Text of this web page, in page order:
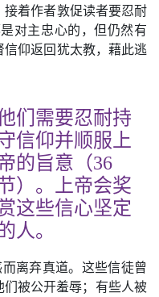
着作者敦促读者要忍耐
对主忠心的，但仍然有
仰返回犹太教，藉此逃
们需要忍耐持
信仰并顺服上
的旨意（36
）。上帝会奖
这些信心坚定
人。
离弃真道。这些信徒曾
被公开羞辱；有些人被